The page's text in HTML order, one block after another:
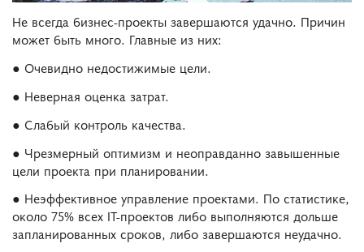
Не всегда бизнес-проекты завершаются удачно. Причин
может быть много. Главные из них:
● Очевидно недостижимые цели.
● Неверная оценка затрат.
● Слабый контроль качества.
● Чрезмерный оптимизм и неоправданно завышенные
цели проекта при планировании.
● Неэффективное управление проектами. По статистике,
около 75% всех IT-проектов либо выполняются дольше
запланированных сроков, либо завершаются неудачно.